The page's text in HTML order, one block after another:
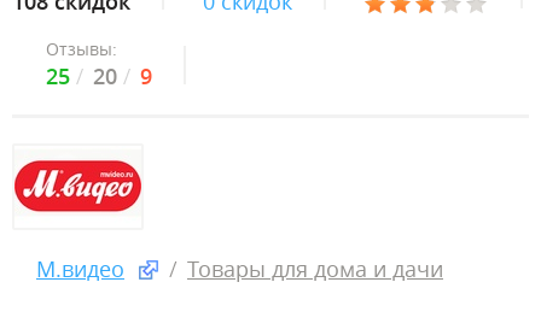
Отзывы:
25 20 9
М.видео Товары для дома и дачи